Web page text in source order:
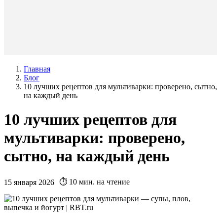
Главная
Блог
10 лучших рецептов для мультиварки: проверено, сытно,
на каждый день
10 лучших рецептов для
мультиварки: проверено,
сытно, на каждый день
15 января 2026 ⏱️ 10 мин. на чтение